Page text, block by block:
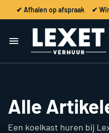
✔ Afhalen op afspraak ✔
Home
Alle
Een koelkast huren bij